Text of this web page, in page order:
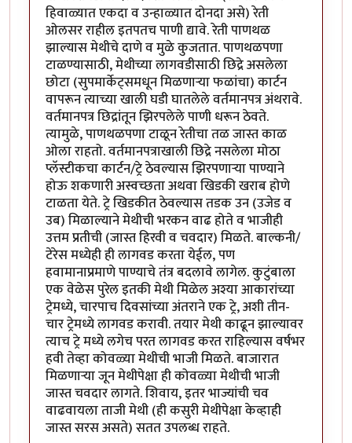
हिवाळ्यात एकदा व उन्हाळ्यात दोनदा असे) रेती
ओलसर राहील इतपतच पाणी द्यावे. रेती पाणथळ
झाल्यास मेथीचे दाणे व मुळे कुजतात. पाणथळपणा
टाळण्यासाठी, मेथीच्या लागवडीसाठी छिद्रे असलेला
छोटा (सुपमार्केट्समधून मिळणार्‍या फळांचा) कार्टन
वापरून त्याच्या खाली घडी घातलेले वर्तमानपत्र अंथरावे.
वर्तमानपत्र छिद्रांतून झिरपलेले पाणी धरून ठेवते.
त्यामुळे, पाणथळपणा टाळून रेतीचा तळ जास्त काळ
ओला राहतो. वर्तमानपत्राखाली छिद्रे नसलेला मोठा
प्लॅस्टीकचा कार्टन/ट्रे ठेवल्यास झिरपणार्‍या पाण्याने
होऊ शकणारी अस्वच्छता अथवा खिडकी खराब होणे
टाळता येते. ट्रे खिडकीत ठेवल्यास तडक उन (उजेड व
उब) मिळाल्याने मेथीची भरकन वाढ होते व भाजीही
उत्तम प्रतीची (जास्त हिरवी व चवदार) मिळते. बाल्कनी/
टेरेस मध्येही ही लागवड करता येईल, पण
हवामानाप्रमाणे पाण्याचे तंत्र बदलावे लागेल. कुटुंबाला
एक वेळेस पुरेल इतकी मेथी मिळेल अश्या आकारांच्या
ट्रेमध्ये, चारपाच दिवसांच्या अंतराने एक ट्रे, अशी तीन-
चार ट्रेमध्ये लागवड करावी. तयार मेथी काढून झाल्यावर
त्याच ट्रे मध्ये लगेच परत लागवड करत राहिल्यास वर्षभर
हवी तेव्हा कोवळ्या मेथीची भाजी मिळते. बाजारात
मिळणार्‍या जून मेथीपेक्षा ही कोवळ्या मेथीची भाजी
जास्त चवदार लागते. शिवाय, इतर भाज्यांची चव
वाढवायला ताजी मेथी (ही कसुरी मेथीपेक्षा केव्हाही
जास्त सरस असते) सतत उपलब्ध राहते.